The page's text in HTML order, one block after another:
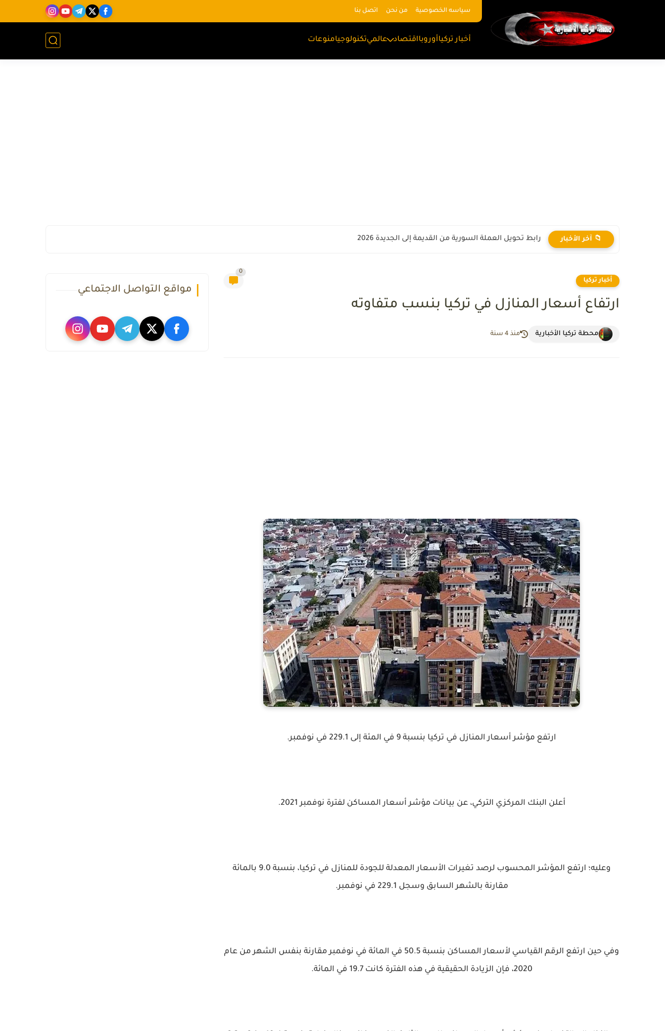
سياسه الخصوصية من نحن اتصل بنا
أخبار تركياأوروبااقتصاد عالميتكنولوجيامنوعات
📁 آخر الأخبار رابط تحويل العملة السورية من القديمة إلى الجديدة 2026
أخبار تركيا
0
ارتفاع أسعار المنازل في تركيا بنسب متفاوته
محطة تركيا الأخبارية منذ 4 سنة
ارتفع مؤشر أسعار المنازل في تركيا بنسبة 9 في المئة إلى 229.1 في نوفمبر.
أعلن البنك المركزي التركي، عن بيانات مؤشر أسعار المساكن لفترة نوفمبر 2021.
وعليه؛ ارتفع المؤشر المحسوب لرصد تغيرات الأسعار المعدلة للجودة للمنازل في تركيا، بنسبة 9.0 بالمائة
مقارنة بالشهر السابق وسجل 229.1 في نوفمبر.
وفي حين ارتفع الرقم القياسي لأسعار المساكن بنسبة 50.5 في المائة في نوفمبر مقارنة بنفس الشهر من عام
2020، فإن الزيادة الحقيقية في هذه الفترة كانت 19.7 في المائة.
مواقع التواصل الاجتماعي